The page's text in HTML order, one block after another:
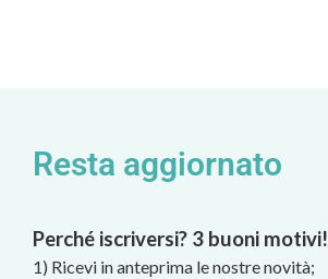
Resta aggiornato
Perché iscriversi? 3 buoni motivi!
1) Ricevi in anteprima le nostre novità;